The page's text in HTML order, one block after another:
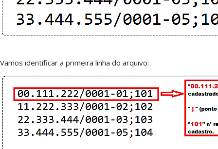
Vamos identificar a primeira linha do arquivo: